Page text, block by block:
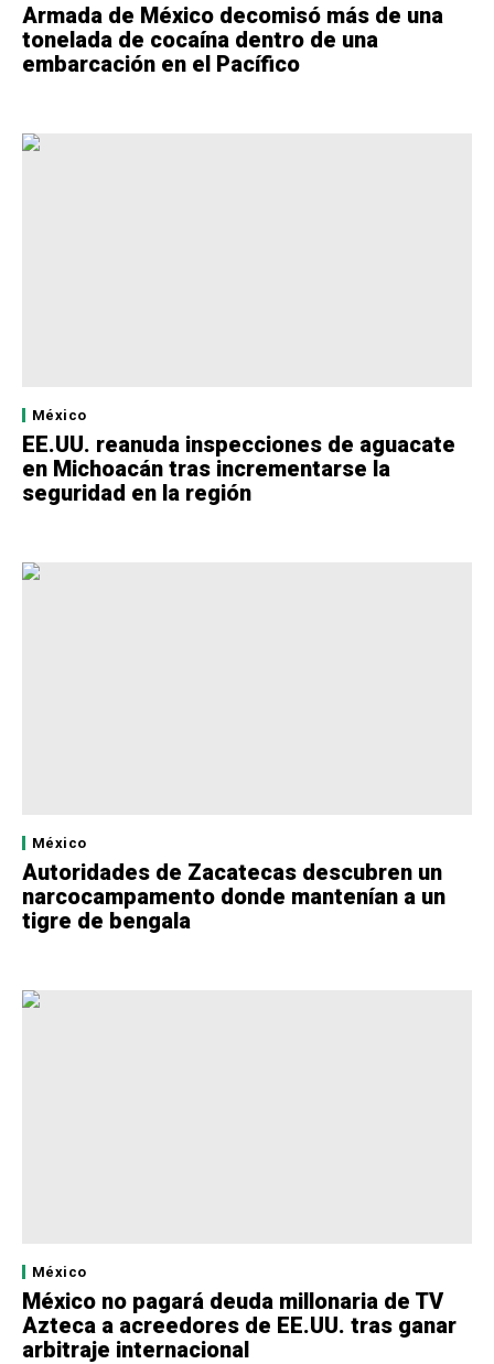
Armada de México decomisó más de una
tonelada de cocaína dentro de una
embarcación en el Pacífico
México
EE.UU. reanuda inspecciones de aguacate
en Michoacán tras incrementarse la
seguridad en la región
México
Autoridades de Zacatecas descubren un
narcocampamento donde mantenían a un
tigre de bengala
México
México no pagará deuda millonaria de TV
Azteca a acreedores de EE.UU. tras ganar
arbitraje internacional